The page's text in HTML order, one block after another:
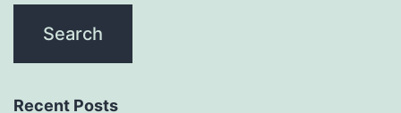
Recent Posts